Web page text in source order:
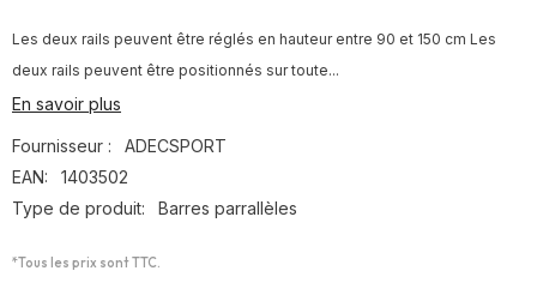
Les deux rails peuvent être réglés en hauteur entre 90 et 150 cm Les
deux rails peuvent être positionnés sur toute...
En savoir plus
Fournisseur :
ADECSPORT
EAN:
1403502
Type de produit:
Barres parrallèles
*Tous les prix sont TTC.